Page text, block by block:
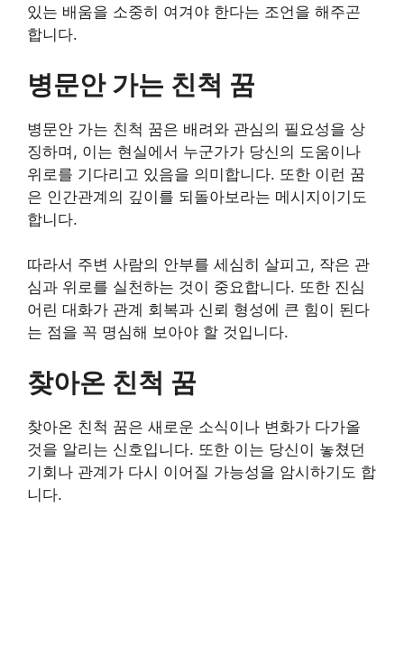
있는 배움을 소중히 여겨야 한다는 조언을 해주곤
합니다.
병문안 가는 친척 꿈
병문안 가는 친척 꿈은 배려와 관심의 필요성을 상
징하며, 이는 현실에서 누군가가 당신의 도움이나
위로를 기다리고 있음을 의미합니다. 또한 이런 꿈
은 인간관계의 깊이를 되돌아보라는 메시지이기도
합니다.
따라서 주변 사람의 안부를 세심히 살피고, 작은 관
심과 위로를 실천하는 것이 중요합니다. 또한 진심
어린 대화가 관계 회복과 신뢰 형성에 큰 힘이 된다
는 점을 꼭 명심해 보아야 할 것입니다.
찾아온 친척 꿈
찾아온 친척 꿈은 새로운 소식이나 변화가 다가올
것을 알리는 신호입니다. 또한 이는 당신이 놓쳤던
기회나 관계가 다시 이어질 가능성을 암시하기도 합
니다.